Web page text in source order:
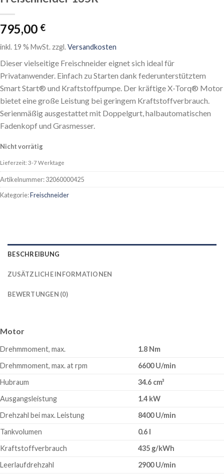
795,00 €
inkl. 19 % MwSt. zzgl.Versandkosten
Dieser vielseitige Freischneider eignet sich ideal für
Privatanwender. Einfach zu Starten dank federunterstütztem
Smart Start® und Kraftstoffpumpe. Der kräftige X-Torq® Motor
bietet eine große Leistung bei geringem Kraftstoffverbrauch.
Serienmäßig ausgestattet mit Doppelgurt, halbautomatischen
Fadenkopf und Grasmesser.
Nicht vorrätig
Lieferzeit: 3-7 Werktage
Artikelnummer:32060000425
Kategorie:Freischneider
BESCHREIBUNG
ZUSÄTZLICHE INFORMATIONEN
BEWERTUNGEN (0)
Motor
Drehmmoment, max.
1.8 Nm
Drehmmoment, max. at rpm
6600 U/min
Hubraum
34.6 cm³
Ausgangsleistung
1.4 kW
Drehzahl bei max. Leistung
8400 U/min
Tankvolumen
0.6 l
Kraftstoffverbrauch
435 g/kWh
Leerlaufdrehzahl
2900 U/min